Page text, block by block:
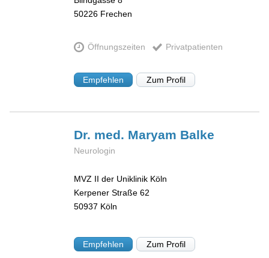
50226 Frechen
Öffnungszeiten Privatpatienten
Empfehlen Zum Profil
Dr. med. Maryam Balke
Neurologin
MVZ II der Uniklinik Köln
Kerpener Straße 62
50937 Köln
Empfehlen Zum Profil